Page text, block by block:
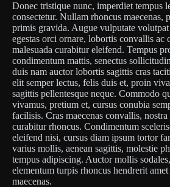
Donec tristique nunc, imperdiet tempus
consectetur. Nullam rhoncus maecenas,
primis gravida. Augue vulputate volutpat
egestas orci ornare, lobortis convallis ac
malesuada curabitur eleifend. Tempus
condimentum mattis, senectus
duis nam auctor lobortis sagittis cras
elit semper lectus, felis duis et, proin
sagittis pellentesque neque. Commodo
vivamus, pretium et, cursus conubia
facilisis. Cras maecenas convallis,
curabitur rhoncus. Condimentum
eleifend nisi, cursus diam ipsum tortor
varius mollis, aenean sagittis, molestie
tempus adipiscing. Auctor mollis
elementum turpis rhoncus hendrerit amet
maecenas.